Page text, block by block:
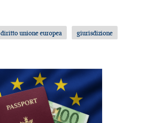
diritto unione europea giurisdizione